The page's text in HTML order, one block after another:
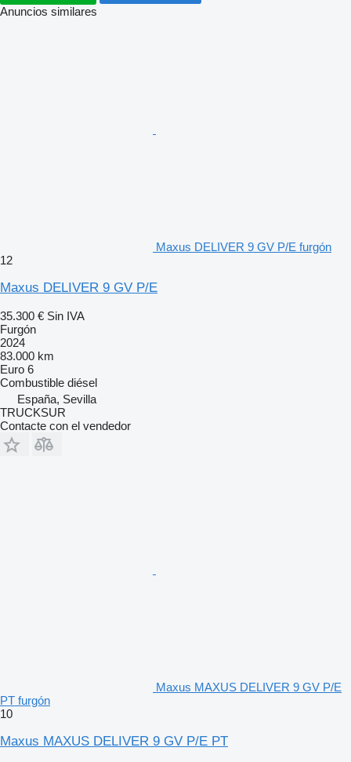
Anuncios similares
Maxus DELIVER 9 GV P/E furgón
12
Maxus DELIVER 9 GV P/E
35.300 € Sin IVA
Furgón
2024
83.000 km
Euro 6
Combustible diésel
España, Sevilla
TRUCKSUR
Contacte con el vendedor
Maxus MAXUS DELIVER 9 GV P/E
PT furgón
10
Maxus MAXUS DELIVER 9 GV P/E PT